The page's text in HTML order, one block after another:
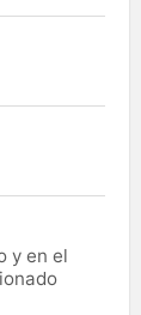
y en el